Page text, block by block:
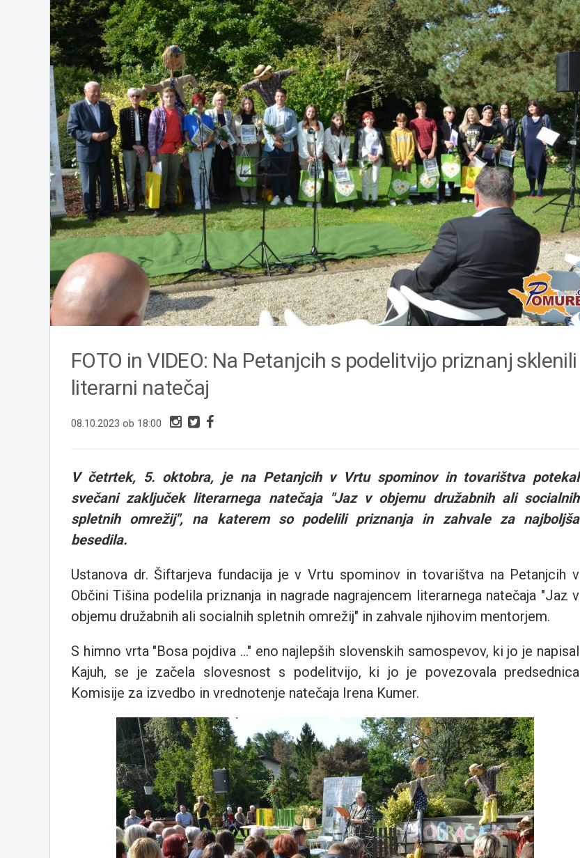
FOTO in VIDEO: Na Petanjcih s podelitvijo priznanj sklenili
literarni natečaj
08.10.2023 ob 18:00
V četrtek, 5. oktobra, je na Petanjcih v Vrtu spominov in tovarištva potekal
svečani zaključek literarnega natečaja "Jaz v objemu družabnih ali socialnih
spletnih omrežij", na katerem so podelili priznanja in zahvale za najboljša
besedila.
Ustanova dr. Šiftarjeva fundacija je v Vrtu spominov in tovarištva na Petanjcih v
Občini Tišina podelila priznanja in nagrade nagrajencem literarnega natečaja "Jaz v
objemu družabnih ali socialnih spletnih omrežij" in zahvale njihovim mentorjem.
S himno vrta "Bosa pojdiva ..." eno najlepših slovenskih samospevov, ki jo je napisal
Kajuh, se je začela slovesnost s podelitvijo, ki jo je povezovala predsednica
Komisije za izvedbo in vrednotenje natečaja Irena Kumer.